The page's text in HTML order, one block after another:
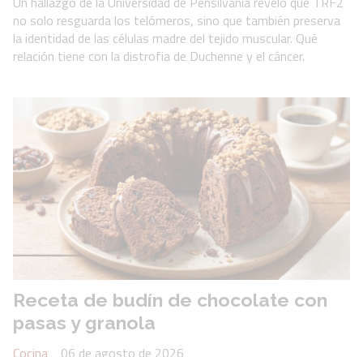
no solo resguarda los telómeros, sino que también preserva
la identidad de las células madre del tejido muscular. Qué
relación tiene con la distrofia de Duchenne y el cáncer.
Receta de budín de chocolate con
pasas y granola
Cocina
06 de agosto de 2026